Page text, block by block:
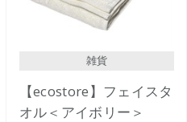
雑貨
【ecostore】フェイスタ
オル＜アイボリー＞